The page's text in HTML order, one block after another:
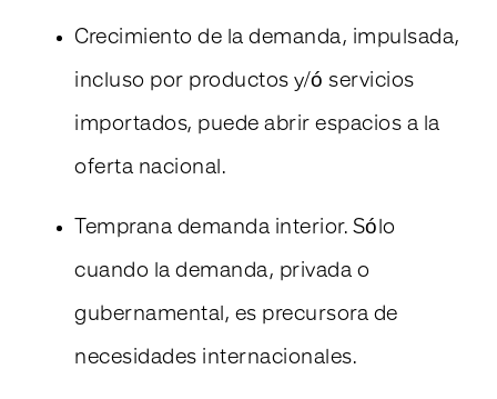
Crecimiento de la demanda, impulsada,
incluso por productos y/ó servicios
importados, puede abrir espacios a la
oferta nacional.
Temprana demanda interior. Sólo
cuando la demanda, privada o
gubernamental, es precursora de
necesidades internacionales.